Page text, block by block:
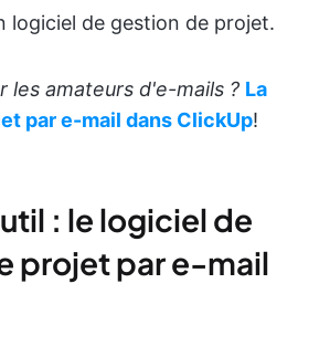
logiciel de gestion de projet.
les amateurs d'e-mails ? La
par e-mail dans ClickUp!
: le logiciel de
projet par e-mail